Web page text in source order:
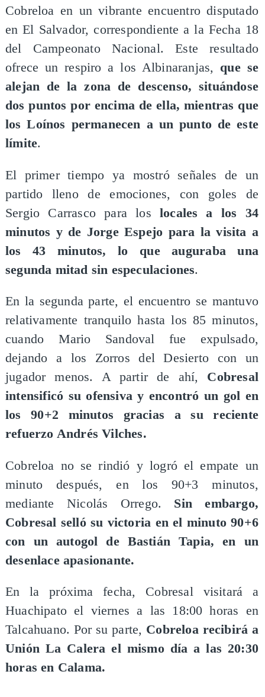
Cobreloa en un vibrante encuentro disputado
en El Salvador, correspondiente a la Fecha 18
del Campeonato Nacional. Este resultado
ofrece un respiro a los Albinaranjas, que se
alejan de la zona de descenso, situándose
dos puntos por encima de ella, mientras que
los Loínos permanecen a un punto de este
límite.
El primer tiempo ya mostró señales de un
partido lleno de emociones, con goles de
Sergio Carrasco para los locales a los 34
minutos y de Jorge Espejo para la visita a
los 43 minutos, lo que auguraba una
segunda mitad sin especulaciones.
En la segunda parte, el encuentro se mantuvo
relativamente tranquilo hasta los 85 minutos,
cuando Mario Sandoval fue expulsado,
dejando a los Zorros del Desierto con un
jugador menos. A partir de ahí, Cobresal
intensificó su ofensiva y encontró un gol en
los 90+2 minutos gracias a su reciente
refuerzo Andrés Vilches.
Cobreloa no se rindió y logró el empate un
minuto después, en los 90+3 minutos,
mediante Nicolás Orrego. Sin embargo,
Cobresal selló su victoria en el minuto 90+6
con un autogol de Bastián Tapia, en un
desenlace apasionante.
En la próxima fecha, Cobresal visitará a
Huachipato el viernes a las 18:00 horas en
Talcahuano. Por su parte, Cobreloa recibirá a
Unión La Calera el mismo día a las 20:30
horas en Calama.